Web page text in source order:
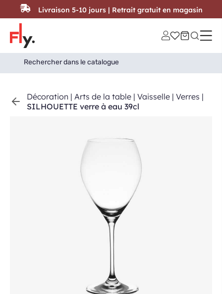
Passer au contenu
Search
for:
Search Button
Décoration | Arts de la table | Vaisselle | Verres |
SILHOUETTE verre à eau 39cl
Livraison 5-10 jours | Retrait gratuit en magasin